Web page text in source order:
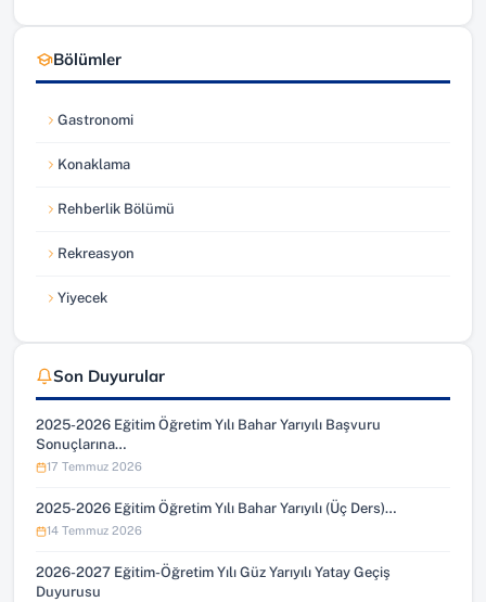
Bölümler
Gastronomi
Konaklama
Rehberlik Bölümü
Rekreasyon
Yiyecek
Son Duyurular
2025-2026 Eğitim Öğretim Yılı Bahar Yarıyılı Başvuru
Sonuçlarına…
17 Temmuz 2026
2025-2026 Eğitim Öğretim Yılı Bahar Yarıyılı (Üç Ders)…
14 Temmuz 2026
2026-2027 Eğitim-Öğretim Yılı Güz Yarıyılı Yatay Geçiş
Duyurusu